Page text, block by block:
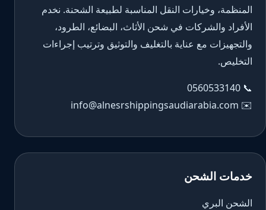
المنظمة، وخيارات النقل المناسبة لطبيعة الشحنة. نخدم
الأفراد والشركات في شحن الأثاث، البضائع، الطرود،
والتجهيزات مع عناية بالتغليف والتوثيق وترتيب إجراءات
التخليص.
📞
0560533140
✉️
info@alnesrshippingsaudiarabia.com
خدمات الشحن
الشحن البري